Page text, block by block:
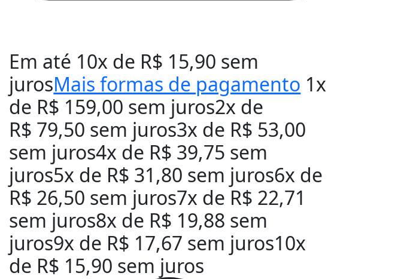
Em até 10x de R$ 15,90 sem
jurosMais formas de pagamento 1x
de R$ 159,00 sem juros2x de
R$ 79,50 sem juros3x de R$ 53,00
sem juros4x de R$ 39,75 sem
juros5x de R$ 31,80 sem juros6x de
R$ 26,50 sem juros7x de R$ 22,71
sem juros8x de R$ 19,88 sem
juros9x de R$ 17,67 sem juros10x
de R$ 15,90 sem juros